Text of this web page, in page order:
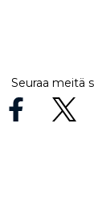
Seuraa meitä